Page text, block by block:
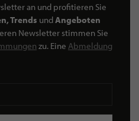
an und profitieren Sie
Trends undAngeboten
Newsletter stimmen Sie
zu. Eine Abmeldung